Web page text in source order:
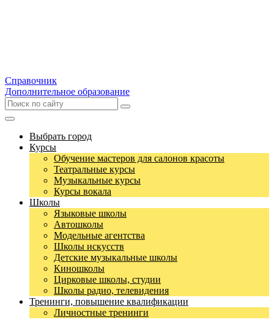
Справочник
Дополнительное образование
Выбрать город
Курсы
Обучение мастеров для салонов красоты
Театральные курсы
Музыкальные курсы
Курсы вокала
Школы
Языковые школы
Автошколы
Модельные агентства
Школы искусств
Детские музыкальные школы
Киношколы
Цирковые школы, студии
Школы радио, телевидения
Тренинги, повышение квалификации
Личностные тренинги